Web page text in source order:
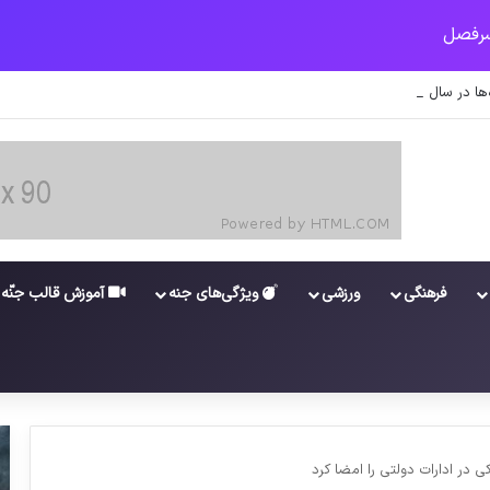
در سامانه شد
فرهنگی ورزشی ویژگی‌های جنه آموزش قالب جنّه
ادارات دولتی را امضا کرد